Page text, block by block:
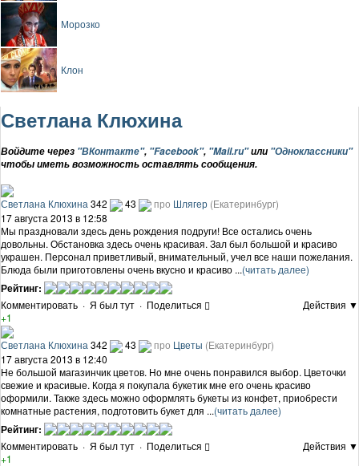
Морозко
Клон
Светлана Клюхина
Войдите через "ВКонтакте", "Facebook", "Mail.ru"или "Одноклассники"
чтобы иметь возможность оставлять сообщения.
Светлана Клюхина342 43 про Шлягер (Екатеринбург)
17 августа 2013 в 12:58
Мы праздновали здесь день рождения подруги! Все остались очень
довольны. Обстановка здесь очень красивая. Зал был большой и красиво
украшен. Персонал приветливый, внимательный, учел все наши пожелания.
Блюда были приготовлены очень вкусно и красиво ...(читать далее)
Рейтинг:
Комментировать · Я был тут · Поделиться
Действия ▼
+1
Светлана Клюхина 342 43 про Цветы (Екатеринбург)
17 августа 2013 в 12:40
Не большой магазинчик цветов. Но мне очень понравился выбор. Цветочки
свежие и красивые. Когда я покупала букетик мне его очень красиво
оформили. Также здесь можно оформлять букеты из конфет, приобрести
комнатные растения, подготовить букет для ...(читать далее)
Рейтинг:
Комментировать · Я был тут · Поделиться
Действия ▼
+1